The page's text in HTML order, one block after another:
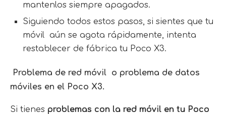
mantenlos siempre apagados.
Siguiendo todos estos pasos, si sientes que tu
móvil aún se agota rápidamente, intenta
restablecer de fábrica tu Poco X3.
Problema de red móvil o problema de datos
móviles en el Poco X3.
Si tienes problemas con la red móvil en tu Poco